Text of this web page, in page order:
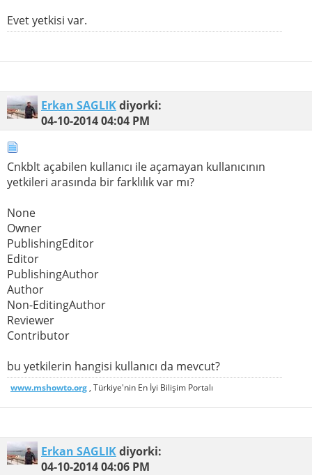
Evet yetkisi var.
Erkan SAGLIKdiyorki:
04-10-201404:04 PM
Cnkblt açabilen kullanıcı ile açamayan kullanıcının
yetkileri arasında bir farklılık var mı?
None
Owner
PublishingEditor
Editor
PublishingAuthor
Author
Non-EditingAuthor
Reviewer
Contributor
bu yetkilerin hangisi kullanıcı da mevcut?
www.mshowto.org , Türkiye'nin En İyi Bilişim Portalı
Erkan SAGLIKdiyorki:
04-10-201404:06 PM